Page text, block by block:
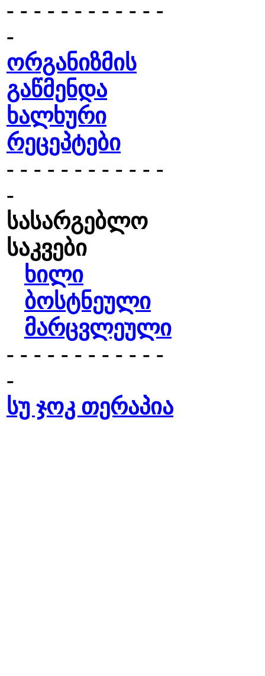
- - - - - - - - - - - -
-
ორგანიზმის
გაწმენდა
ხალხური
რეცეპტები
- - - - - - - - - - - -
-
სასარგებლო
საკვები
ხილი
ბოსტნეული
მარცვლეული
- - - - - - - - - - - -
-
სუ ჯოკ თერაპია